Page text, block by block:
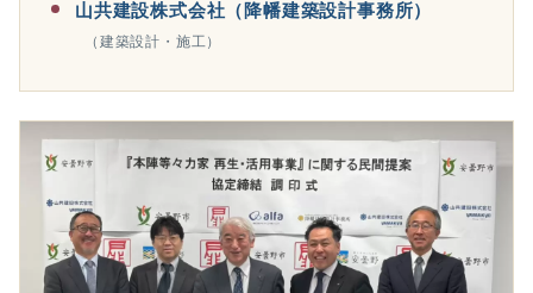
山共建設株式会社（降幡建築設計事務所）
（建築設計・施工）